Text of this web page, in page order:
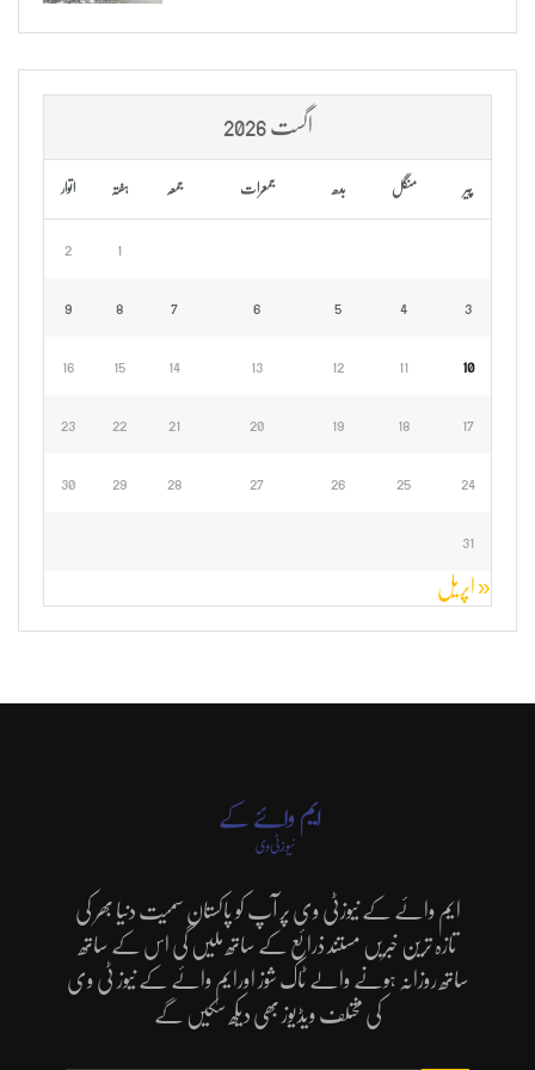
اگست 2026
پیر منگل بدھ جمعرات جمعہ ہفتہ اتوار
1
2
3
4
5
6
7
8
9
10
11
12
13
14
15
16
17
18
19
20
21
22
23
24
25
26
27
28
29
30
31
« اپریل
ایم وائے کے نیوزٹی وی پر آپ کو پاکستان سمیت دنیا بھر کی
تازہ ترین خبریں مستند ذرائع کے ساتھ ملیں گی اس کے ساتھ
ساتھ روزانہ ہونے والے ٹاک شوز اورایم وائے کے نیوز ٹی وی
کی مختلف ویڈیوز بھی دیکھ سکیں گے